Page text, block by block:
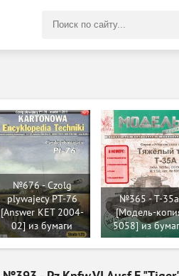
№676 - Czolg
plywajеcy PT-76
[Answer KET 2004-
02] из бумаги
№365 - T-35a
[Модель-
5058] из